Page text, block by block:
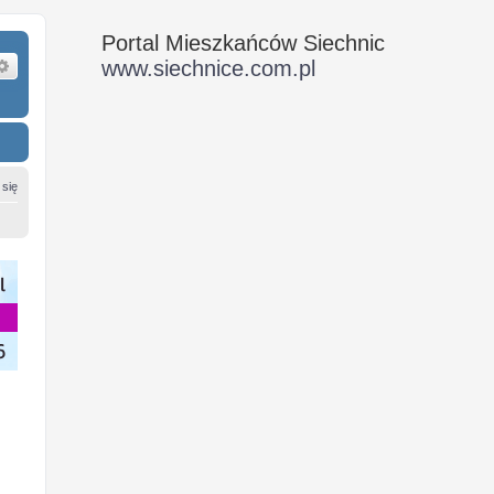
Wyszukiwanie zaawansowane
się
Portal Mieszkańców Siechnic
www.siechnice.com.pl